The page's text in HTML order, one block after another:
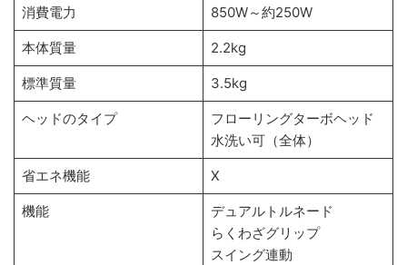
消費電力 850W～約250W
本体質量 2.2kg
標準質量 3.5kg
ヘッドのタイプ
フローリングターボヘッド
水洗い可（全体）
省エネ機能 X
機能
デュアルトルネード
らくわざグリップ
スイング連動